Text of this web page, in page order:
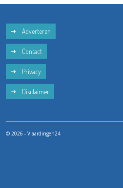
Adverteren
Contact
Privacy
Disclaimer
© 2026 - Vlaardingen24